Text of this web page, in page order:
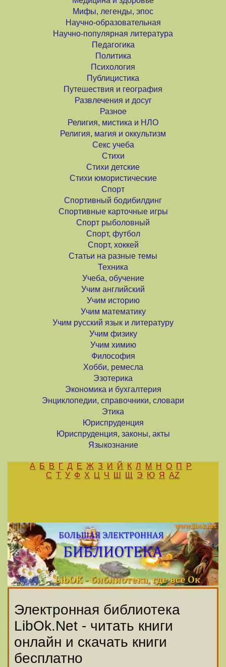
Мифы, легенды, эпос
Научно-образовательная
Научно-популярная литература
Педагогика
Политика
Психология
Публицистика
Путешествия и география
Развлечения и досуг
Разное
Религия, мистика и НЛО
Религия, магия и оккультизм
Секс учеба
Стихи
Стихи детские
Стихи юмористические
Спорт
Спортивный бодибилдинг
Спортивные карточные игры
Спорт рыболовный
Спорт, футбол
Спорт, хоккей
Статьи на разные темы
Техника
Учеба, обучение
Учим английский
Учим историю
Учим математику
Учим русский язык и литературу
Учим физику
Учим химию
Философия
Хобби, ремесла
Эзотерика
Экономика и бухгалтерия
Энциклопедии, справочники, словари
Этика
Юриспруденция
Юриспруденция, законы, акты
Языкознание
А Б В Г Д Е Ж З И Й К Л М Н О П
Р
С Т У Ф Х Ц Ч Ш Щ Э Ю Я AZ
Электронная библиотека
LibOk.Net - читать книги
онлайн и скачать книги
бесплатно